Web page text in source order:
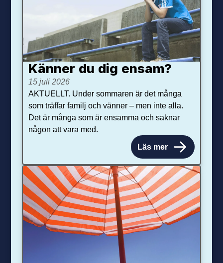
Känner du dig ensam?
15 juli 2026
AKTUELLT. Under sommaren är det många
som träffar familj och vänner – men inte alla.
Det är många som är ensamma och saknar
någon att vara med.
Läs mer